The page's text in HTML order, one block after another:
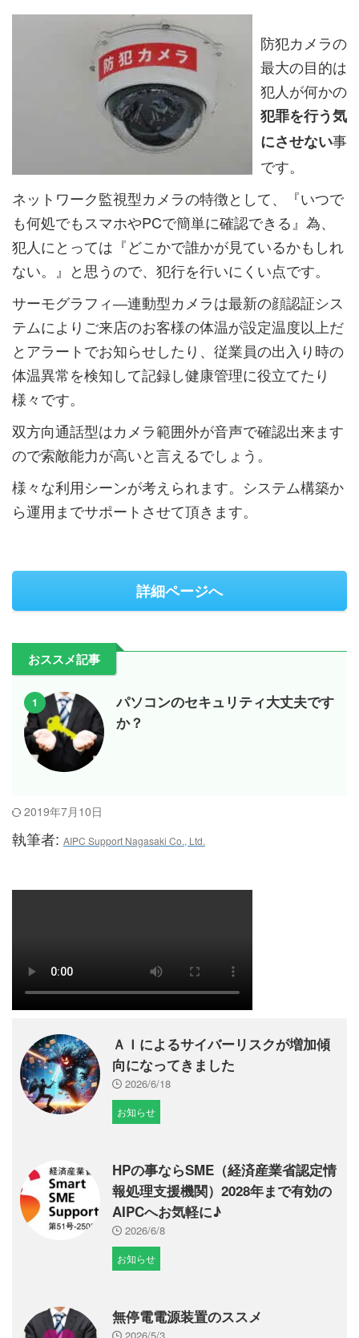
防犯カメラの
最大の目的は
犯人が何かの
犯罪を行う気
にさせない事
です。
ネットワーク監視型カメラの特徴として、『いつで
も何処でもスマホやPCで簡単に確認できる』為、
犯人にとっては『どこかで誰かが見ているかもしれ
ない。』と思うので、犯行を行いにくい点です。
サーモグラフィ―連動型カメラは最新の顔認証シス
テムによりご来店のお客様の体温が設定温度以上だ
とアラートでお知らせしたり、従業員の出入り時の
体温異常を検知して記録し健康管理に役立てたり
様々です。
双方向通話型はカメラ範囲外が音声で確認出来ます
ので索敵能力が高いと言えるでしょう。
様々な利用シーンが考えられます。システム構築か
ら運用までサポートさせて頂きます。
詳細ページへ
おススメ記事
1
パソコンのセキュリティ大丈夫です
か？
2019年7月10日
執筆者: AIPC Support Nagasaki Co., Ltd.
ＡＩによるサイバーリスクが増加傾
向になってきました
2026/6/18
お知らせ
HPの事ならSME（経済産業省認定情
報処理支援機関）2028年まで有効の
AIPCへお気軽に♪
2026/6/8
お知らせ
無停電電源装置のススメ